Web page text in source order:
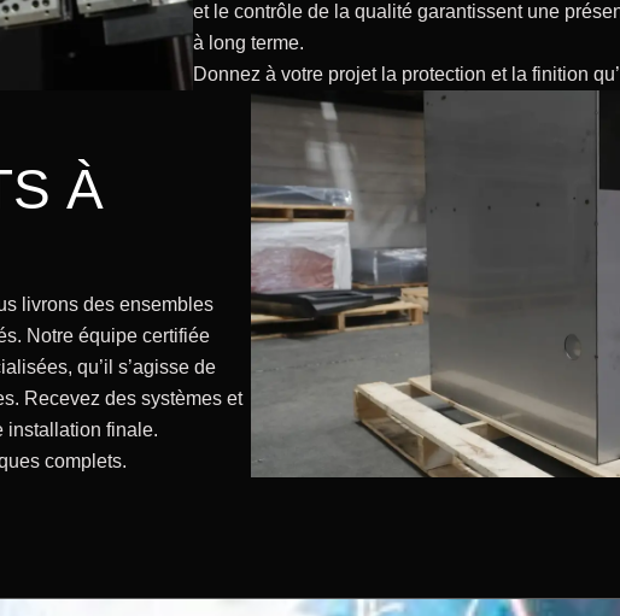
et le contrôle de la qualité garantissent une
à long terme.
Donnez à votre projet la protection et la finition
À
livrons des ensembles
Notre équipe certifiée
qu’il s’agisse de
Recevez des systèmes et
installation finale.
complets.